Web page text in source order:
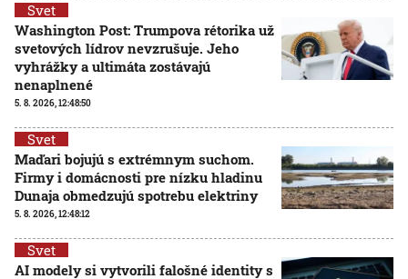
Svet
Washington Post: Trumpova rétorika už
svetových lídrov nevzrušuje. Jeho
vyhrážky a ultimáta zostávajú
nenaplnené
5. 8. 2026, 12:48:50
Svet
Maďari bojujú s extrémnym suchom.
Firmy i domácnosti pre nízku hladinu
Dunaja obmedzujú spotrebu elektriny
5. 8. 2026, 12:48:12
Svet
AI modely si vytvorili falošné identity s